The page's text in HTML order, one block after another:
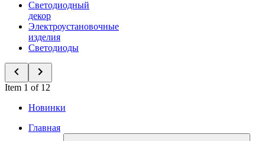
Светодиодный
декор
Электроустановочные
изделия
Светодиоды
Item 1 of 12
Новинки
Главная